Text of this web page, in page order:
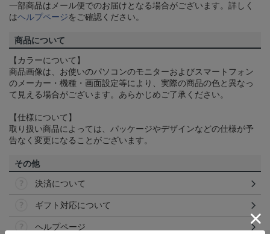
一部商品はメール便でのお届けとなる場合がございます。詳しく
はヘルプページをご確認ください。
商品について
【カラーについて】
商品画像は、お使いのパソコンのモニターおよびスマートフォン
のメーカー・機種・画面設定等により、実際の商品の色と異なっ
て見える場合がございます。あらかじめご了承ください。
【仕様について】
取り扱い商品によっては、パッケージやデザインなどの仕様が予
告なく変更になることがございます。
その他
決済について
ギフト対応について
ヘルプページ